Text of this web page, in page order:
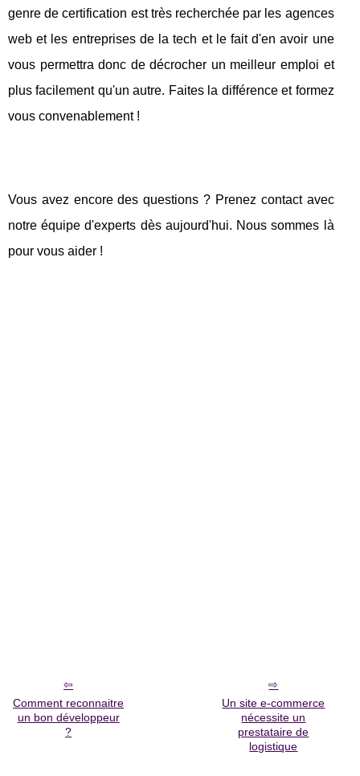
genre de certification est très recherchée par les agences
web et les entreprises de la tech et le fait d'en avoir une
vous permettra donc de décrocher un meilleur emploi et
plus facilement qu'un autre. Faites la différence et formez
vous convenablement !
Vous avez encore des questions ? Prenez contact avec
notre équipe d'experts dès aujourd'hui. Nous sommes là
pour vous aider !
Comment reconnaitre
un bon développeur
?
Un site e-commerce
nécessite un
prestataire de
logistique